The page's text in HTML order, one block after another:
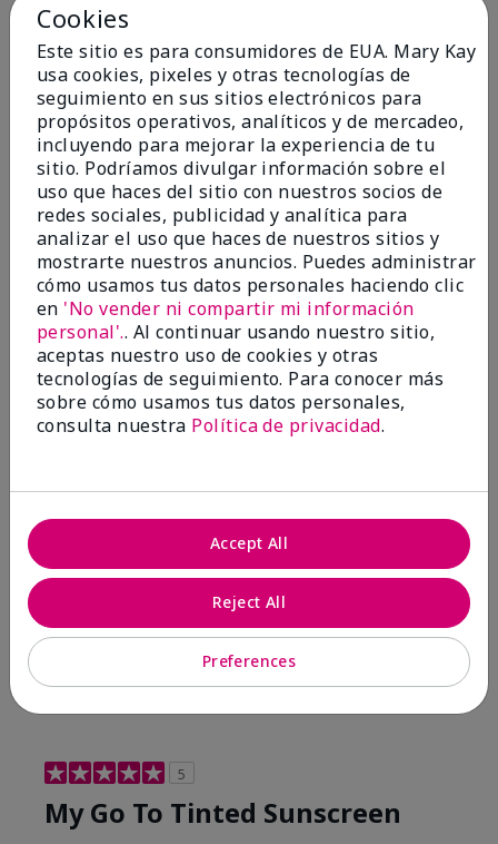
Excellent
EnviadoHace 4 meses
Coverly
deColumbia Missouri
Evaluado en
marykay.com/en-us/
Comentarios sobre Mary Kay® CC Cream
Sunscreen Broad Spectrum SPF 15*
I have been wearing the cc cream for 8 years now. I
absolutely love it. Its not cakey it's not heavy and it
blends effortlessly. I get compliments all the time.
10/10 I definitely recommend.
Mostrar Traducción
Walking in victory
Sí, recomendaría a un amigo
¿Le ha resultado útil esta
23 0
Marcar esta opinión
5
My Go To Tinted Sunscreen
Cookies
Este sitio es para consumidores de EUA. Mary Kay
usa cookies, pixeles y otras tecnologías de
seguimiento en sus sitios electrónicos para
propósitos operativos, analíticos y de mercadeo,
incluyendo para mejorar la experiencia de tu
sitio. Podríamos divulgar información sobre el
uso que haces del sitio con nuestros socios de
redes sociales, publicidad y analítica para
analizar el uso que haces de nuestros sitios y
mostrarte nuestros anuncios. Puedes administrar
cómo usamos tus datos personales haciendo clic
en 'No vender ni compartir mi información
personal'.. Al continuar usando nuestro sitio,
aceptas nuestro uso de cookies y otras
tecnologías de seguimiento. Para conocer más
sobre cómo usamos tus datos personales,
consulta nuestra Política de privacidad.
Preferences
Reject All
Accept All